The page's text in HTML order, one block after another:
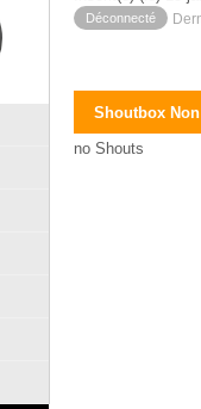
Déconnecté
Shoutbox
no Shouts